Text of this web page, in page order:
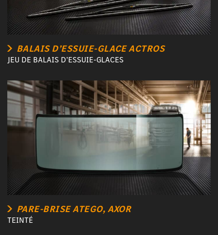
BALAIS D’ESSUIE-GLACE ACTROS
JEU DE BALAIS D’ESSUIE-GLACES
PARE-BRISE ATEGO, AXOR
TEINTÉ